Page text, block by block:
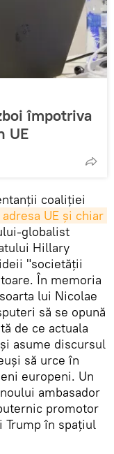
împotriva
UE
coaliției
UE și chiar
globalist
Hillary
"societății
În memoria
lui Nicolae
să se opună
de ce actuala
asume discursul
să urce în
europeni. Un
ambasador
promotor
Trump în spațiul